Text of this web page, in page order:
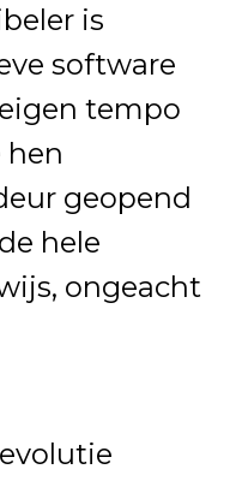
is
software
tempo
hen
geopend
hele
ongeacht